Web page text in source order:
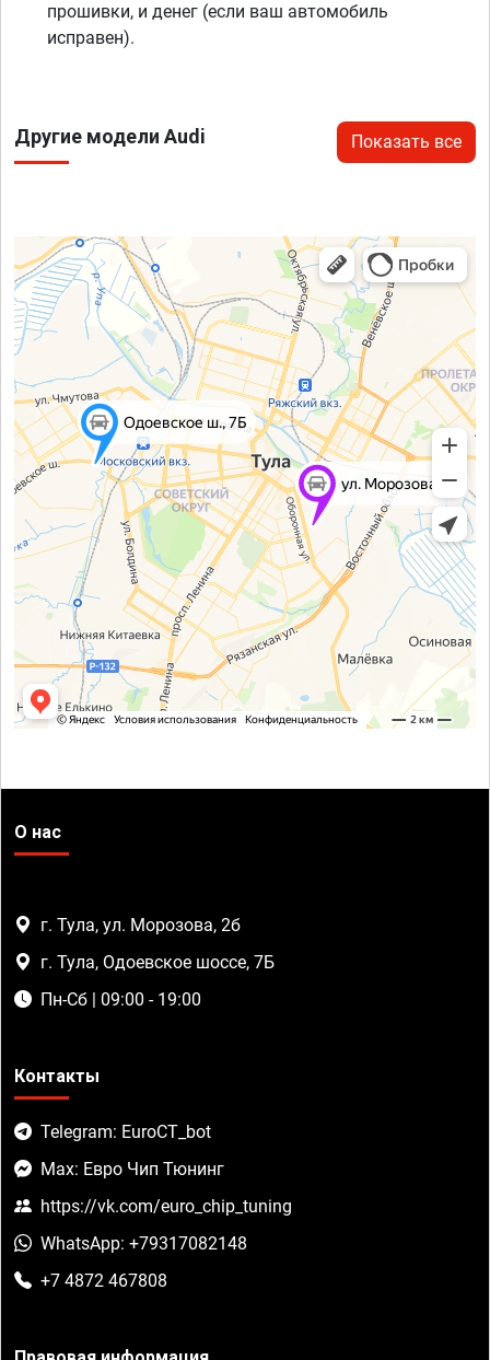
прошивки, и денег (если ваш автомобиль
исправен).
Другие модели Audi Показать все
О нас
г. Тула, ул. Морозова, 2б
г. Тула, Одоевское шоссе, 7Б
Пн-Сб | 09:00 - 19:00
Контакты
Telegram: EuroCT_bot
Max: Евро Чип Тюнинг
https://vk.com/euro_chip_tuning
WhatsApp: +79317082148
+7 4872 467808